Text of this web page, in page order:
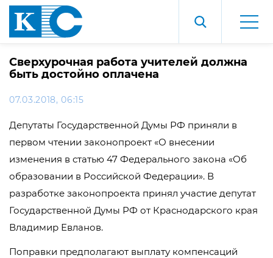
Сверхурочная работа учителей должна
быть достойно оплачена
07.03.2018, 06:15
Депутаты Государственной Думы РФ приняли в
первом чтении законопроект «О внесении
изменения в статью 47 Федерального закона «Об
образовании в Российской Федерации». В
разработке законопроекта принял участие депутат
Государственной Думы РФ от Краснодарского края
Владимир Евланов.
Поправки предполагают выплату компенсаций